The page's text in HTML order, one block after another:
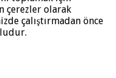
çerezler olarak
çalıştırmadan önce